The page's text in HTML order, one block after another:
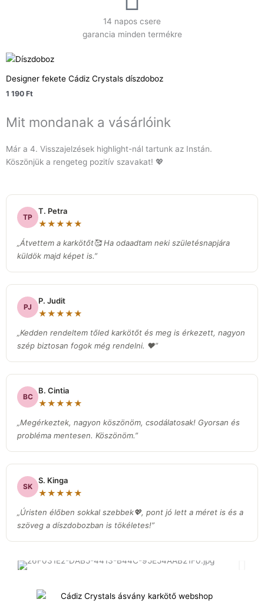
14 napos csere
garancia minden termékre
Designer fekete Cádiz Crystals díszdoboz
1 190 Ft
Mit mondanak a vásárlóink
Már a 4. Visszajelzések highlight-nál tartunk az Instán.
Köszönjük a rengeteg pozitív szavakat! 💖
TP
T. Petra
★★★★★
„Átvettem a karkötőt🥰 Ha odaadtam neki születésnapjára
küldök majd képet is.”
PJ
P. Judit
★★★★★
„Kedden rendeltem tőled karkötőt és meg is érkezett, nagyon
szép biztosan fogok még rendelni. ❤️”
BC
B. Cintia
★★★★★
„Megérkeztek, nagyon köszönöm, csodálatosak! Gyorsan és
probléma mentesen. Köszönöm.”
SK
S. Kinga
★★★★★
„Úristen élőben sokkal szebbek💖, pont jó lett a méret is és a
szöveg a díszdobozban is tökéletes!”